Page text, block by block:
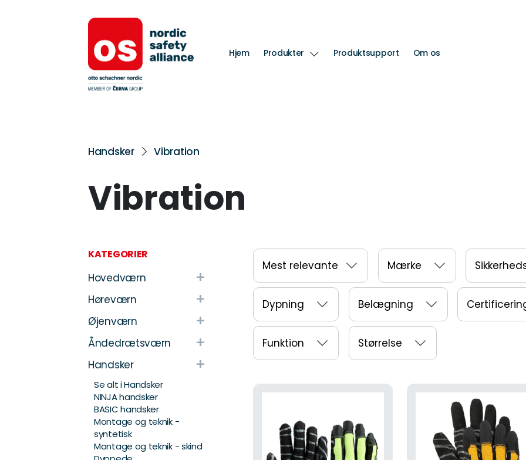
Hjem Produkter Produktsupport Om os
Handsker Vibration
Vibration
KATEGORIER
Hovedværn +
Høreværn +
Øjenværn +
Åndedrætsværn +
Handsker +
Se alt i Handsker
NINJA handsker
BASIC handsker
Montage og teknik -
syntetisk
Montage og teknik - skind
Mest relevante Mærke
Dypning Belægning
Funktion Størrelse